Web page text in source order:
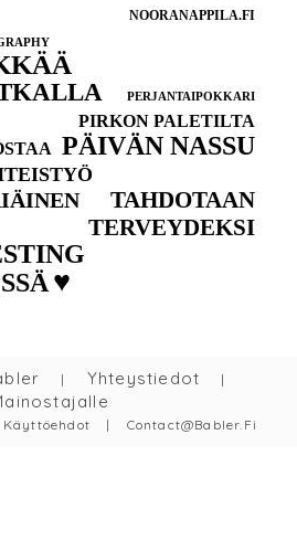
NOORANAPPILA.FI
PERJANTAIPOKKARI
PIRKON PALETILTA
PÄIVÄN NASSU
TAHDOTAAN
TERVEYDEKSI
♥
| Yhteystiedot |
Käyttöehdot | Contact@babler.fi